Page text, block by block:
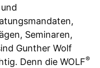
Seminaren,
Gunther Wolf
Denn die WOLF®